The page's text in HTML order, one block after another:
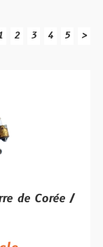
2 3 4 5 >
de Corée /